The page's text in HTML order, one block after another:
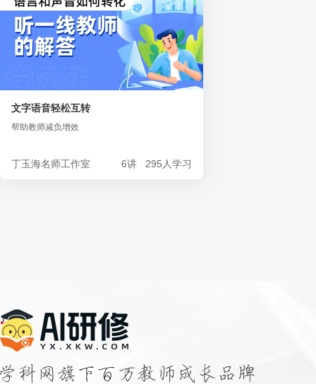
文字语音轻松互转
帮助教师减负增效
丁玉海名师工作室 6讲 295人学习